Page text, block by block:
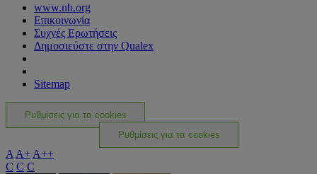
www.nb.org
Επικοινωνία
Συχνές Ερωτήσεις
Δημοσιεύστε στην Qualex
Sitemap
Ρυθμίσεις για τα cookies
Ρυθμίσεις για τα cookies
A A+ A++
C C C